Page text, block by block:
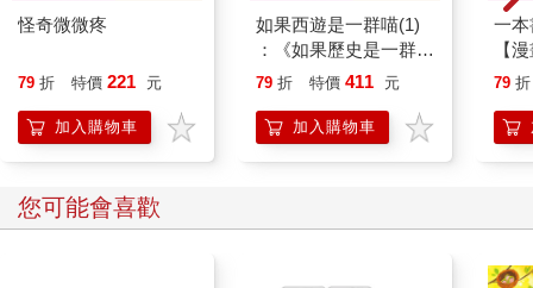
也只能使用卡片了。
「琵絲，快用卡片！」
琵絲站起來，高舉卡片。
「法官，請不要採用這項證據！」
「批准！」
「此外，我方還有證據能夠證明永遠不是凶手！」
「請琵絲律師提出證據。」
琵絲拿著文件，站在陪審員面前。
怪奇微微疼
79 折 特價 221 元
加入購物車
如果西遊是一群喵(1)
：《如果歷史是一群
喵》作者最新力作，附
79 折 特價 411 元
加入購物車
一
【
行
「
學方
79 折
您可能會喜歡